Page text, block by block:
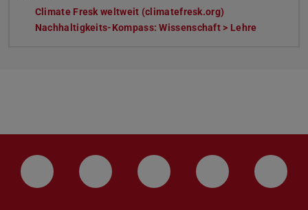
Climate Fresk weltweit (climatefresk.org)
Nachhaltigkeits-Kompass: Wissenschaft > Lehre
LinkedIn-Seite der TU Darmstadt
Instagram-Kanal der TU
Bluesky-Kanal der TU
Facebook-